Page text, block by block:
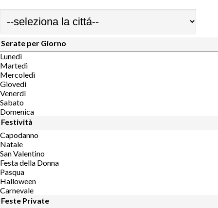
Serate per Giorno
Lunedì
Martedì
Mercoledì
Giovedì
Venerdì
Sabato
Domenica
Festività
Capodanno
Natale
San Valentino
Festa della Donna
Pasqua
Halloween
Carnevale
Feste Private